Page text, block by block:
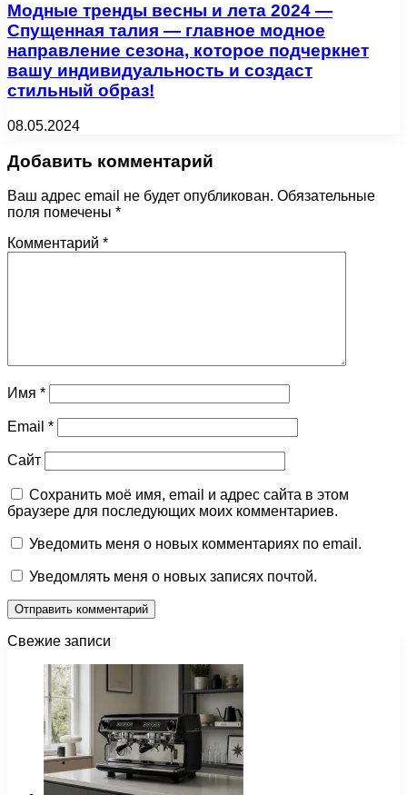
Модные тренды весны и лета 2024 —
Спущенная талия — главное модное
направление сезона, которое подчеркнет
вашу индивидуальность и создаст
стильный образ!
08.05.2024
Добавить комментарий
Ваш адрес email не будет опубликован. Обязательные
поля помечены *
Комментарий *
Имя *
Email *
Сайт
Сохранить моё имя, email и адрес сайта в этом
браузере для последующих моих комментариев.
Уведомить меня о новых комментариях по email.
Уведомлять меня о новых записях почтой.
Свежие записи